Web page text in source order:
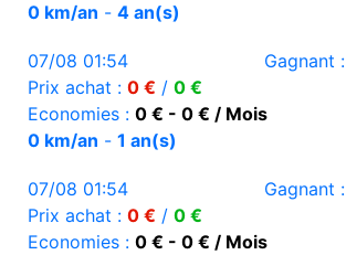
0 km/an - 4 an(s)
07/08 01:54 Gagnant :
Prix achat : 0 € / 0 €
Economies : 0 € - 0 € / Mois
0 km/an - 1 an(s)
07/08 01:54 Gagnant :
Prix achat : 0 € / 0 €
Economies : 0 € - 0 € / Mois